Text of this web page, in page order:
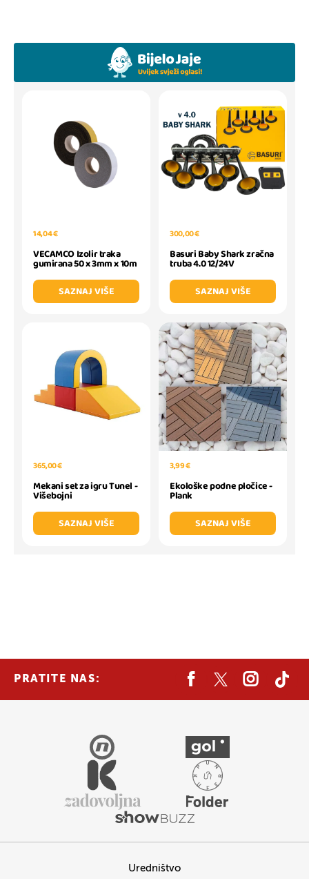
14,04 €
VECAMCO Izolir traka
gumirana 50 x 3mm x 10m
SAZNAJ VIŠE
300,00 €
Basuri Baby Shark zračna
truba 4.0 12/24V
SAZNAJ VIŠE
365,00 €
Mekani set za igru Tunel -
Višebojni
SAZNAJ VIŠE
3,99 €
Ekološke podne pločice -
Plank
SAZNAJ VIŠE
PRATITE NAS:
Uredništvo